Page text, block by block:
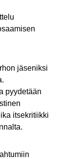
jäseniksi
pyydetään
itsekritiikki